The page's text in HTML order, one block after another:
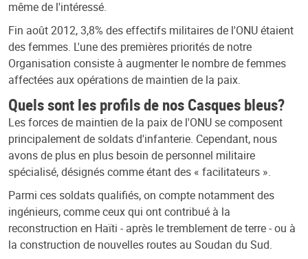
même de l'intéressé.
Fin août 2012, 3,8% des effectifs militaires de l'ONU étaient
des femmes. L'une des premières priorités de notre
Organisation consiste à augmenter le nombre de femmes
affectées aux opérations de maintien de la paix.
Quels sont les profils de nos Casques bleus?
Les forces de maintien de la paix de l'ONU se composent
principalement de soldats d'infanterie. Cependant, nous
avons de plus en plus besoin de personnel militaire
spécialisé, désignés comme étant des « facilitateurs ».
Parmi ces soldats qualifiés, on compte notamment des
ingénieurs, comme ceux qui ont contribué à la
reconstruction en Haïti - après le tremblement de terre - ou à
la construction de nouvelles routes au Soudan du Sud.